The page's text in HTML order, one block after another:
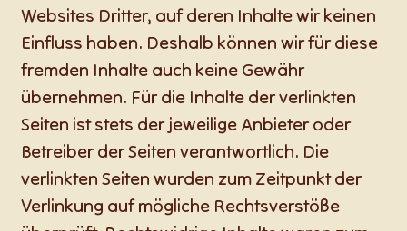
Websites Dritter, auf deren Inhalte wir keinen
Einfluss haben. Deshalb können wir für diese
fremden Inhalte auch keine Gewähr
übernehmen. Für die Inhalte der verlinkten
Seiten ist stets der jeweilige Anbieter oder
Betreiber der Seiten verantwortlich. Die
verlinkten Seiten wurden zum Zeitpunkt der
Verlinkung auf mögliche Rechtsverstöße